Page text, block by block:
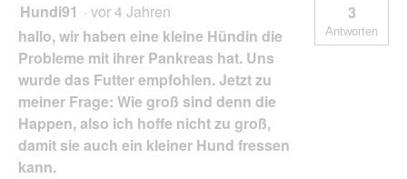
Hundi91 · vor 4 Jahren
hallo, wir haben eine kleine Hündin die
Probleme mit ihrer Pankreas hat. Uns
wurde das Futter empfohlen. Jetzt zu
meiner Frage: Wie groß sind denn die
Happen, also ich hoffe nicht zu groß,
damit sie auch ein kleiner Hund fressen
kann.
3
Antworten